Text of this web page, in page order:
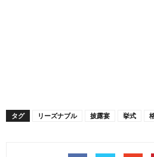
タグ リーズナブル 披露宴 挙式